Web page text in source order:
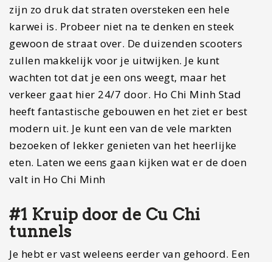
zijn zo druk dat straten oversteken een hele
karwei is. Probeer niet na te denken en steek
gewoon de straat over. De duizenden scooters
zullen makkelijk voor je uitwijken. Je kunt
wachten tot dat je een ons weegt, maar het
verkeer gaat hier 24/7 door. Ho Chi Minh Stad
heeft fantastische gebouwen en het ziet er best
modern uit. Je kunt een van de vele markten
bezoeken of lekker genieten van het heerlijke
eten. Laten we eens gaan kijken wat er de doen
valt in Ho Chi Minh
#1 Kruip door de Cu Chi
tunnels
Je hebt er vast weleens eerder van gehoord. Een